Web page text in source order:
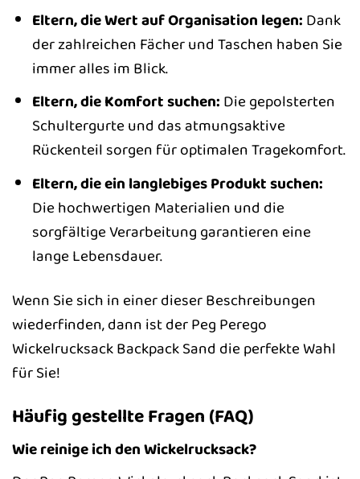
Eltern, die Wert auf Organisation legen: Dank
der zahlreichen Fächer und Taschen haben Sie
immer alles im Blick.
Eltern, die Komfort suchen: Die gepolsterten
Schultergurte und das atmungsaktive
Rückenteil sorgen für optimalen Tragekomfort.
Eltern, die ein langlebiges Produkt suchen:
Die hochwertigen Materialien und die
sorgfältige Verarbeitung garantieren eine
lange Lebensdauer.
Wenn Sie sich in einer dieser Beschreibungen
wiederfinden, dann ist der Peg Perego
Wickelrucksack Backpack Sand die perfekte Wahl
für Sie!
Häufig gestellte Fragen (FAQ)
Wie reinige ich den Wickelrucksack?